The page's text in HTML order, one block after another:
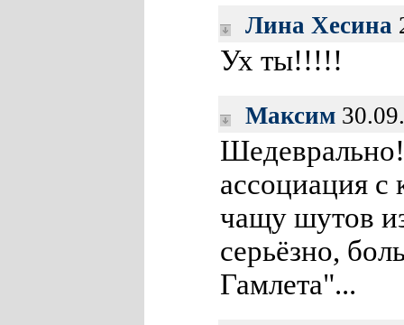
Лина Хесина
Ух ты!!!!!
Максим
ассоциация
чащу шутов
серьёзно,
Гамлета"...